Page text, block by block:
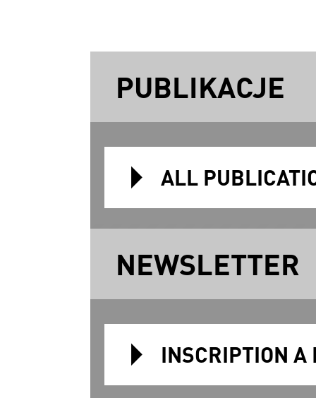
PUBLIKACJE
ALL
NEWSLETTER
INSCRIPTION A